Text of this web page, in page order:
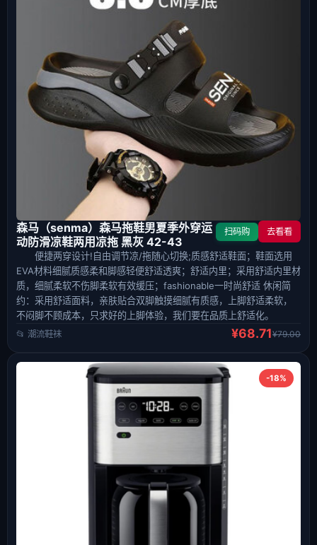
森马（senma）森马拖鞋男夏季外穿运
动防滑凉鞋两用凉拖 黑灰 42-43
扫码购 去看看
便捷两穿设计!自由调节凉/拖随心切换;质感舒适鞋面；鞋面选用
EVA材料细腻质感柔和脚感轻便舒适透爽；舒适内里；采用舒适内里材
质，细腻柔软不伤脚柔软有效缓压；fashionable一时尚舒适 休闲简
约：采用舒适面料，亲肤贴合双脚触摸细腻有质感，上脚舒适柔软，
不闷脚不顾成本，只求好的上脚体验，我们要在品质上舒适化。
📂 潮流鞋袜 ¥68.71¥79.00
-18%